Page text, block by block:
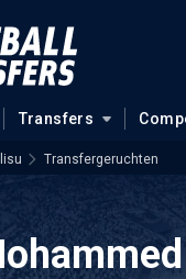
Transfers
Transfergeruchten